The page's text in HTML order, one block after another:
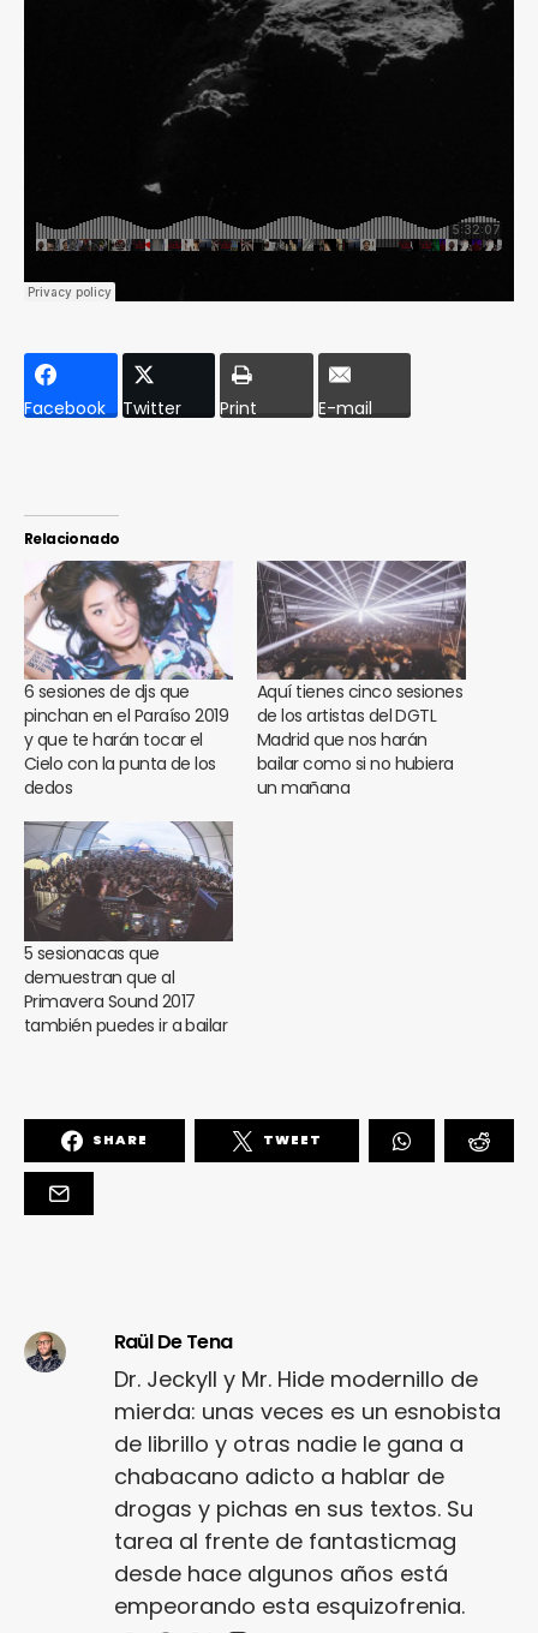
Facebook Twitter Print E-mail
Relacionado
6 sesiones de djs que
pinchan en el Paraíso 2019
y que te harán tocar el
Cielo con la punta de los
dedos
Aquí tienes cinco sesiones
de los artistas del DGTL
Madrid que nos harán
bailar como si no hubiera
un mañana
5 sesionacas que
demuestran que al
Primavera Sound 2017
también puedes ir a bailar
SHARE TWEET
Raül De Tena
Dr. Jeckyll y Mr. Hide modernillo de
mierda: unas veces es un esnobista
de librillo y otras nadie le gana a
chabacano adicto a hablar de
drogas y pichas en sus textos. Su
tarea al frente de fantasticmag
desde hace algunos años está
empeorando esta esquizofrenia.